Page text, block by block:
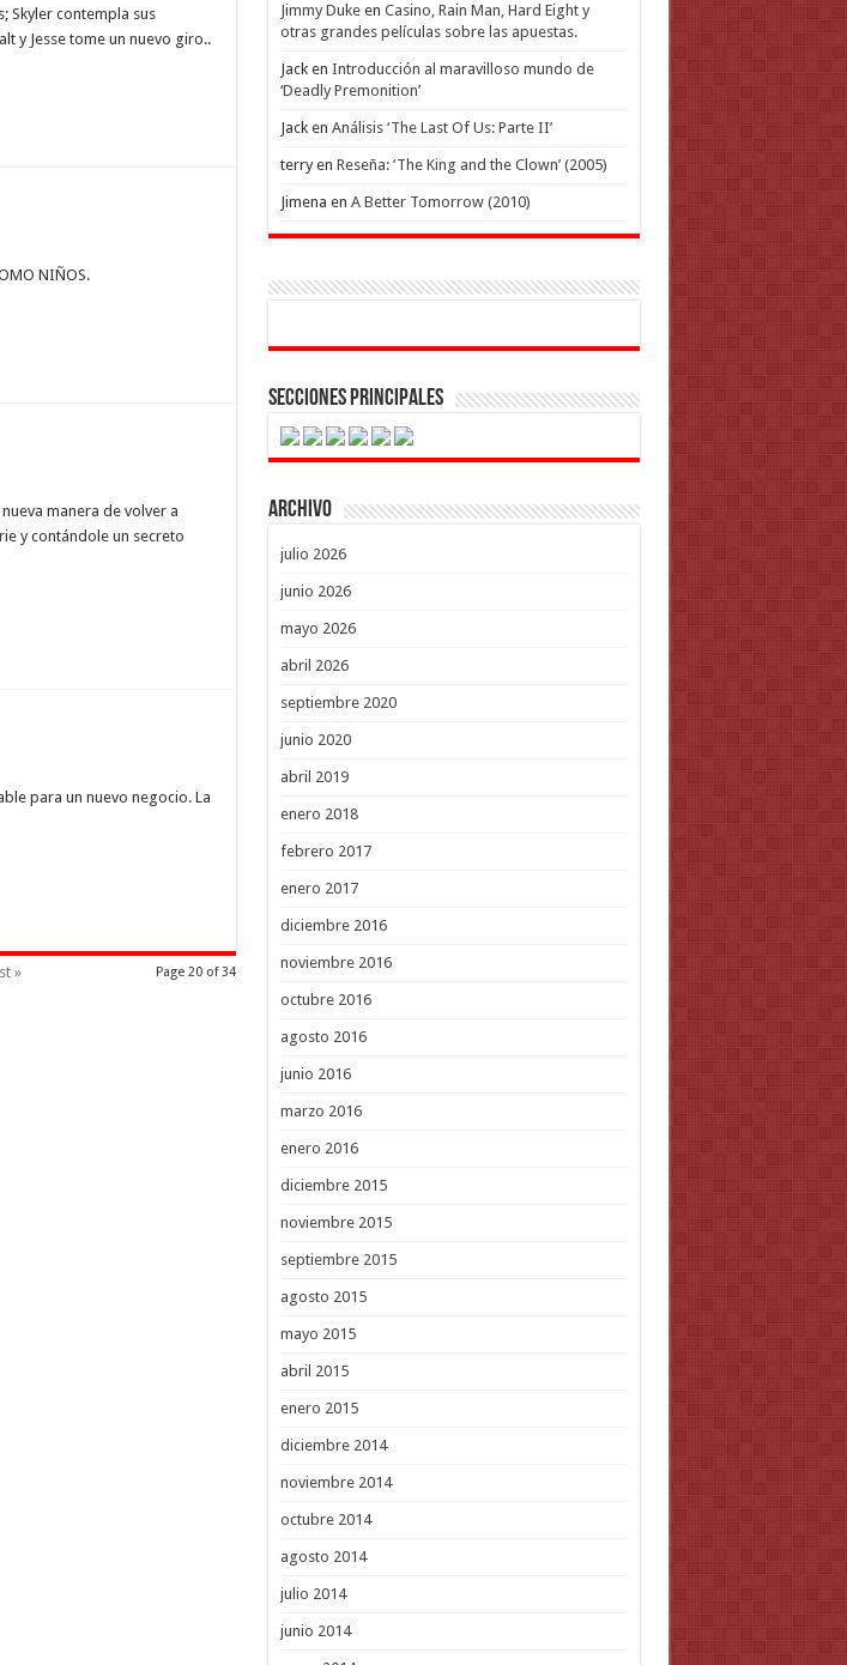
Skyler contempla sus
y Jesse tome un nuevo giro..
NIÑOS.
nueva manera de volver a
y contándole un secreto
para un nuevo negocio. La
Page 20 of 34
»
Jimmy Dukeen Casino, Rain Man, Hard Eight y
otras grandes películas sobre las apuestas.
Jacken Introducción al maravilloso mundo de
‘Deadly Premonition’
Jacken Análisis ‘The Last Of Us: Parte II’
terryen Reseña: ‘The King and the Clown’ (2005)
Jimena en A Better Tomorrow (2010)
Secciones Principales
Archivo
julio 2026
junio 2026
mayo 2026
abril 2026
septiembre 2020
junio 2020
abril 2019
enero 2018
febrero 2017
enero 2017
diciembre 2016
noviembre 2016
octubre 2016
agosto 2016
junio 2016
marzo 2016
enero 2016
diciembre 2015
noviembre 2015
septiembre 2015
agosto 2015
mayo 2015
abril 2015
enero 2015
diciembre 2014
noviembre 2014
octubre 2014
agosto 2014
julio 2014
junio 2014